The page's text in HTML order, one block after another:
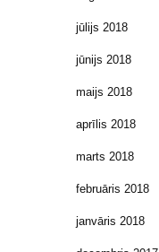
jūlijs 2018
jūnijs 2018
maijs 2018
aprīlis 2018
marts 2018
februāris 2018
janvāris 2018